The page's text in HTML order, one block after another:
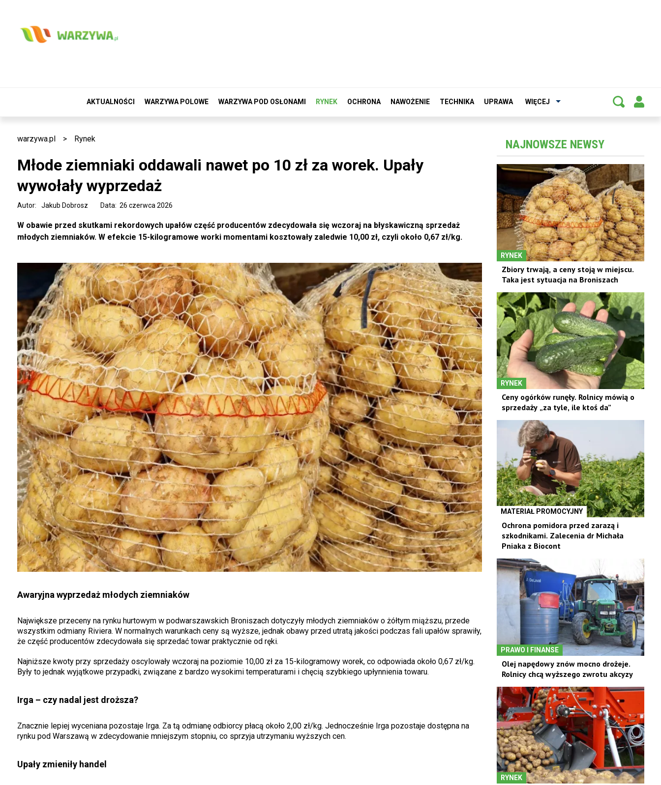
AKTUALNOŚCI WARZYWA POLOWE WARZYWA POD OSŁONAMI RYNEK OCHRONA NAWOŻENIE TECHNIKA UPRAWA WIĘCEJ
warzywa.pl > Rynek
Młode ziemniaki oddawali nawet po 10 zł za worek. Upały
wywołały wyprzedaż
Data: 26 czerwca 2026
Autor: Jakub Dobrosz
W obawie przed skutkami rekordowych upałów część producentów zdecydowała się wczoraj na błyskawiczną sprzedaż
młodych ziemniaków. W efekcie 15-kilogramowe worki momentami kosztowały zaledwie 10,00 zł, czyli około 0,67 zł/kg.
Awaryjna wyprzedaż młodych ziemniaków
Największe przeceny na rynku hurtowym w podwarszawskich Broniszach dotyczyły młodych ziemniaków o żółtym miąższu, przede
wszystkim odmiany Riviera. W normalnych warunkach ceny są wyższe, jednak obawy przed utratą jakości podczas fali upałów sprawiły,
że część producentów zdecydowała się sprzedać towar praktycznie od ręki.
Najniższe kwoty przy sprzedaży oscylowały wczoraj na poziomie 10,00 zł za 15-kilogramowy worek, co odpowiada około 0,67 zł/kg.
Były to jednak wyjątkowe przypadki, związane z bardzo wysokimi temperaturami i chęcią szybkiego upłynnienia towaru.
Irga – czy nadal jest droższa?
Znacznie lepiej wyceniana pozostaje Irga. Za tą odmianę odbiorcy płacą około 2,00 zł/kg. Jednocześnie Irga pozostaje dostępna na
rynku pod Warszawą w zdecydowanie mniejszym stopniu, co sprzyja utrzymaniu wyższych cen.
Upały zmieniły handel
NAJNOWSZE NEWSY
RYNEK
Zbiory trwają, a ceny stoją w miejscu.
Taka jest sytuacja na Broniszach
RYNEK
Ceny ogórków runęły. Rolnicy mówią o
sprzedaży „za tyle, ile ktoś da”
MATERIAŁ PROMOCYJNY
Ochrona pomidora przed zarazą i
szkodnikami. Zalecenia dr Michała
Pniaka z Biocont
PRAWO I FINANSE
Olej napędowy znów mocno drożeje.
Rolnicy chcą wyższego zwrotu akcyzy
RYNEK